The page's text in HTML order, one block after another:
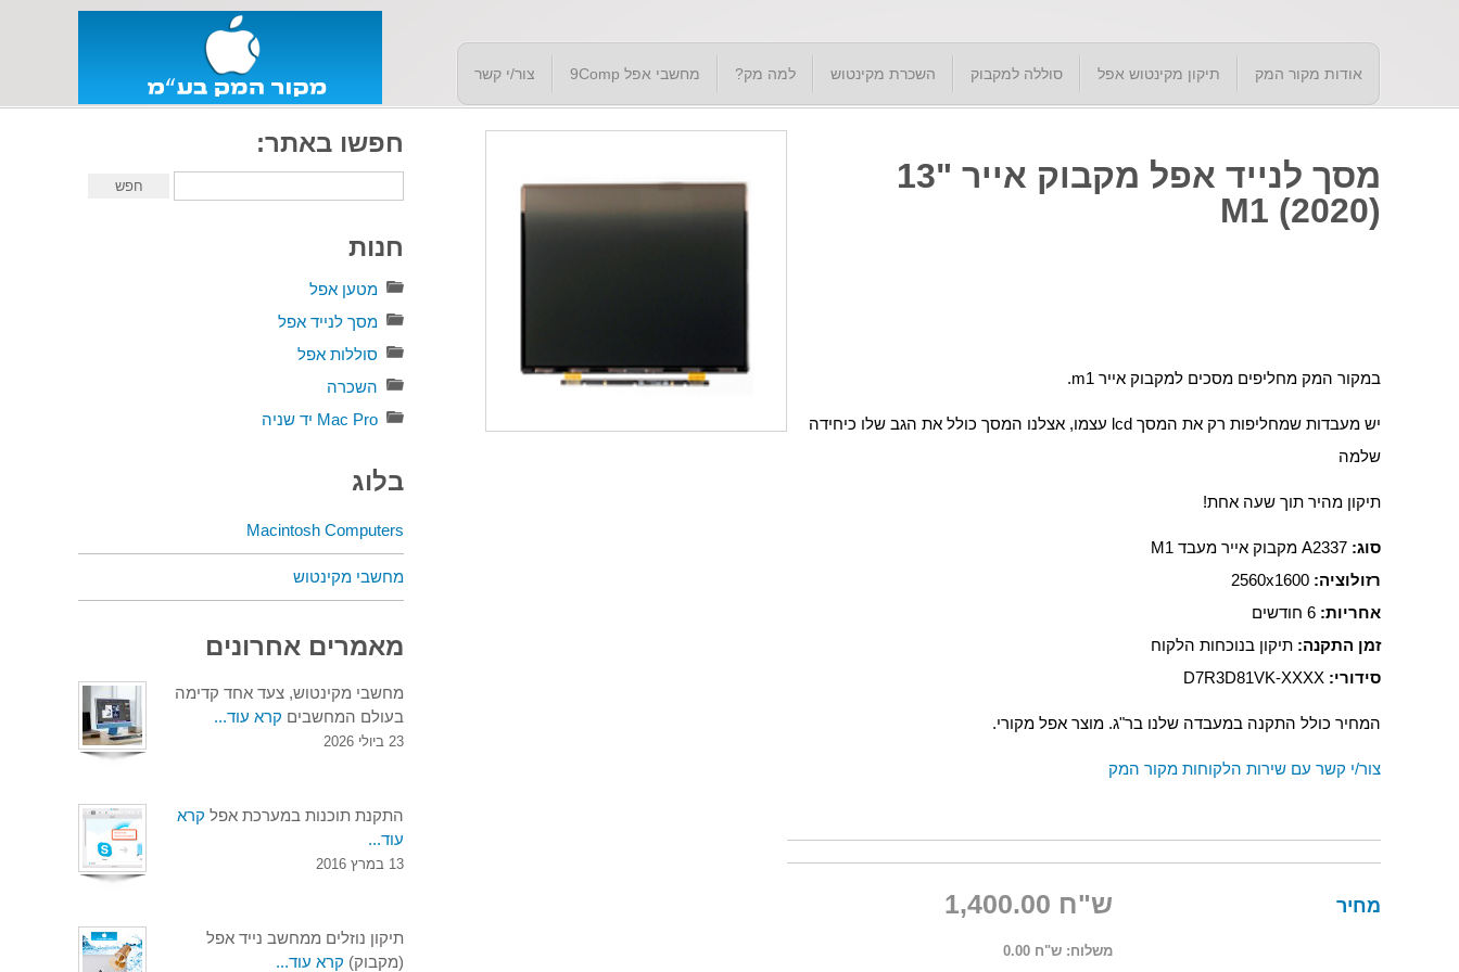
צור/י קשר מחשבי אפל 9Comp למה מק? השכרת מקינטוש סוללה למקבוק תיקון מקינטוש אפל אודות מקור המק
מסך לנייד אפל מקבוק אייר "13
(2020) M1
במקור המק מחליפים מסכים למקבוק אייר m1.
יש מעבדות שמחליפות רק את המסך lcd עצמו, אצלנו המסך כולל את הגב שלו כיחידה
שלמה
תיקון מהיר תוך שעה אחת!
סוג: A2337 מקבוק אייר מעבד M1
רזולוציה:2560x1600
אחריות: 6 חודשים
זמן התקנה: תיקון בנוכחות הלקוח
סידורי: D7R3D81VK-XXXX
המחיר כולל התקנה במעבדה שלנו בר"ג. מוצר אפל מקורי.
צור/י קשר עם שירות הלקוחות מקור המק
מחיר ש"ח 1,400.00
משלוח: ש"ח 0.00
חפשו באתר:
חנות
מטען אפל
מסך לנייד אפל
סוללות אפל
השכרה
Mac Pro יד שניה
בלוג
Macintosh Computers
מחשבי מקינטוש
מאמרים אחרונים
מחשבי מקינטוש, צעד אחד קדימה
בעולם המחשבים קרא עוד...
23 ביולי 2026
התקנת תוכנות במערכת אפל קרא
עוד...
13 במרץ 2016
תיקון נוזלים ממחשב נייד אפל
(מקבוק) קרא עוד...